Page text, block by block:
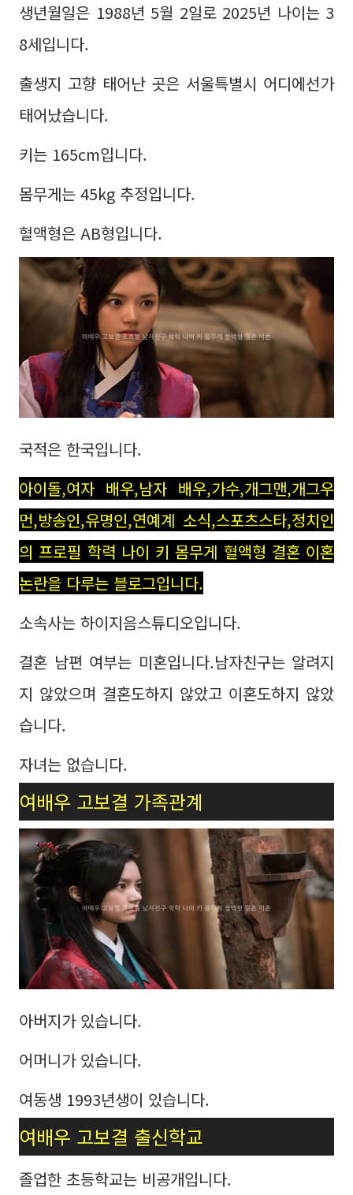
생년월일은 1988년 5월 2일로 2025년 나이는 3
8세입니다.
출생지 고향 태어난 곳은 서울특별시 어디에선가
태어났습니다.
키는 165cm입니다.
몸무게는 45kg 추정입니다.
혈액형은 AB형입니다.
국적은 한국입니다.
아이돌,여자 배우,남자 배우,가수,개그맨,개그우
먼,방송인,유명인,연예계 소식,스포츠스타,정치인
의 프로필 학력 나이 키 몸무게 혈액형 결혼 이혼
논란을 다루는 블로그입니다.
소속사는 하이지음스튜디오입니다.
결혼 남편 여부는 미혼입니다.남자친구는 알려지
지 않았으며 결혼도하지 않았고 이혼도하지 않았
습니다.
자녀는 없습니다.
여배우 고보결 가족관계
아버지가 있습니다.
어머니가 있습니다.
여동생 1993년생이 있습니다.
여배우 고보결 출신학교
졸업한 초등학교는 비공개입니다.